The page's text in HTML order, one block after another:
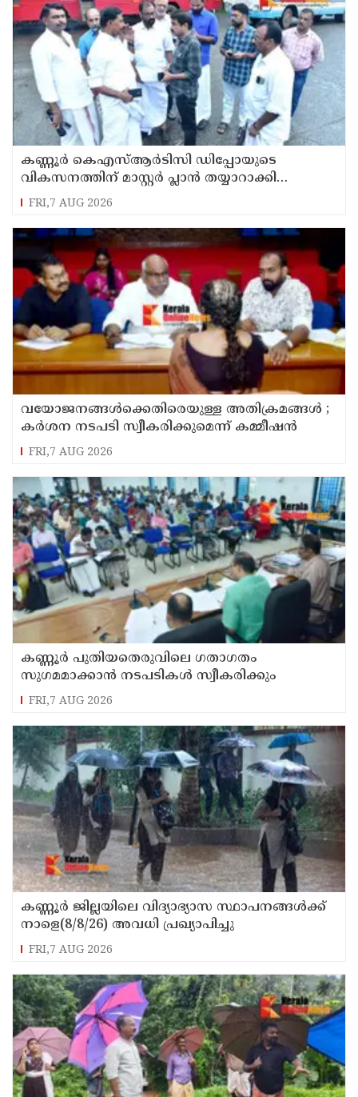
കണ്ണൂർ കെഎസ്ആർടിസി ഡിപ്പോയുടെ
വികസനത്തിന് മാസ്റ്റർ പ്ലാൻ തയ്യാറാക്കി
സമർപ്പിക്കും : ടി ഒ മോഹനൻ എം എൽ എ
FRI,7 AUG 2026
വയോജനങ്ങൾക്കെതിരെയുള്ള അതിക്രമങ്ങൾ ;
കർശന നടപടി സ്വീകരിക്കുമെന്ന് കമ്മീഷൻ
FRI,7 AUG 2026
കണ്ണൂർ പുതിയതെരുവിലെ ഗതാഗതം
സുഗമമാക്കാന്‍ നടപടികള്‍ സ്വീകരിക്കും
FRI,7 AUG 2026
കണ്ണൂർ ജില്ലയിലെ വിദ്യാഭ്യാസ സ്ഥാപനങ്ങള്‍ക്ക്
നാളെ(8/8/26) അവധി പ്രഖ്യാപിച്ചു
FRI,7 AUG 2026